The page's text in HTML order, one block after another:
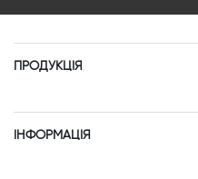
ПРОДУКЦІЯ
ІНФОРМАЦІЯ